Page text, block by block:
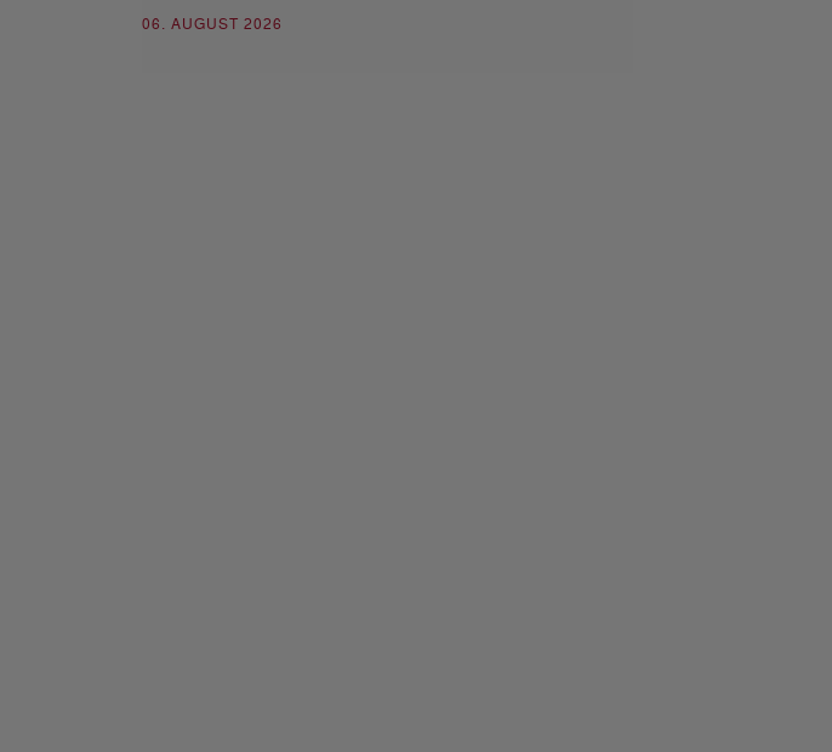
06. AUGUST 2026